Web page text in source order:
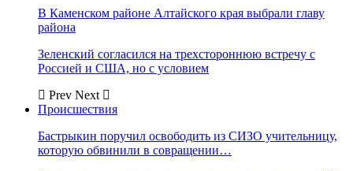
В Каменском районе Алтайского края выбрали главу
района
Зеленский согласился на трехстороннюю встречу с
Россией и США, но с условием
Prev Next
Происшествия
Бастрыкин поручил освободить из СИЗО учительницу,
которую обвинили в совращении…